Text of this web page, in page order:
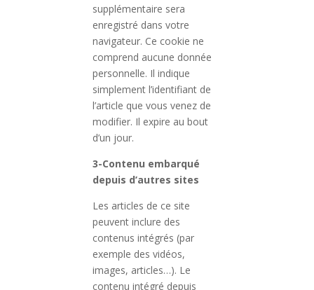
supplémentaire sera
enregistré dans votre
navigateur. Ce cookie ne
comprend aucune donnée
personnelle. Il indique
simplement l’identifiant de
l’article que vous venez de
modifier. Il expire au bout
d’un jour.
3-Contenu embarqué
depuis d’autres sites
Les articles de ce site
peuvent inclure des
contenus intégrés (par
exemple des vidéos,
images, articles…). Le
contenu intégré depuis